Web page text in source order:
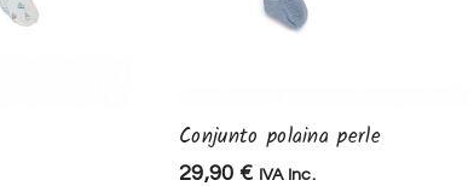
Conjunto polaina perle
29,90 € IVA Inc.